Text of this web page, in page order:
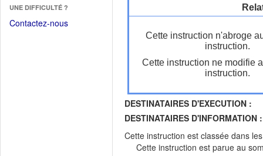
fenêtre)
une
nouvelle
UNE DIFFICULTÉ ?
Contactez-nous
Cette instruction n'abroge
instruction.
Cette instruction ne modifie
instruction.
DESTINATAIRES D'EXECUTION :
DESTINATAIRES D'INFORMATION :
Cette instruction est classée dans
Cette instruction est parue au